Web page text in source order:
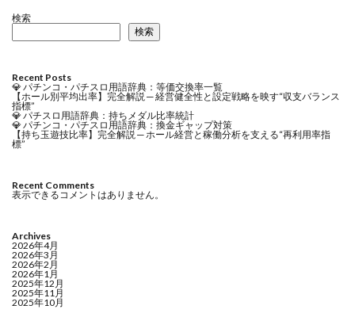
検索
検索
Recent Posts
💎 パチンコ・パチスロ用語辞典：等価交換率一覧
【ホール別平均出率】完全解説 ─ 経営健全性と設定戦略を映す“収支バランス
指標”
💎 パチスロ用語辞典：持ちメダル比率統計
💎 パチンコ・パチスロ用語辞典：換金ギャップ対策
【持ち玉遊技比率】完全解説 ─ ホール経営と稼働分析を支える“再利用率指
標”
Recent Comments
表示できるコメントはありません。
Archives
2026年4月
2026年3月
2026年2月
2026年1月
2025年12月
2025年11月
2025年10月